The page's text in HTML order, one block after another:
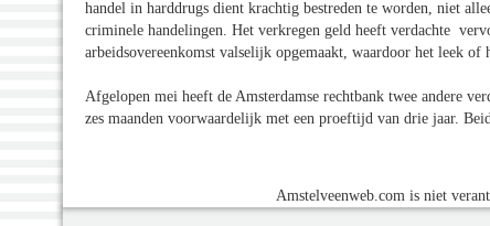
handel in harddrugs dient krachtig bestreden te worden, niet
criminele handelingen. Het verkregen geld heeft verdachte
arbeidsovereenkomst valselijk opgemaakt, waardoor het leek
Afgelopen mei heeft de Amsterdamse rechtbank twee andere
zes maanden voorwaardelijk met een proeftijd van drie jaar.
Amstelveenweb.com is niet